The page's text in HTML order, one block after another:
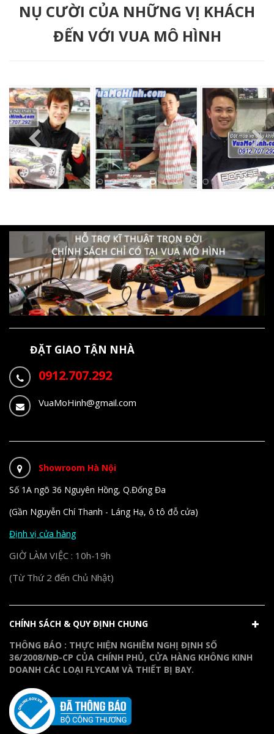
NỤ CƯỜI CỦA NHỮNG VỊ KHÁCH
ĐẾN VỚI VUA MÔ HÌNH
ĐẶT GIAO TẬN NHÀ
0912.707.292
VuaMoHinh@gmail.com
Showroom Hà Nội
Số 1A ngõ 36 Nguyên Hồng, Q.Đống Đa
(Gần Nguyễn Chí Thanh - Láng Hạ, ô tô đỗ cửa)
Định vị cửa hàng
GIỜ LÀM VIỆC : 10h-19h
(Từ Thứ 2 đến Chủ Nhật)
CHÍNH SÁCH & QUY ĐỊNH CHUNG
THÔNG BÁO : THỰC HIỆN NGHIÊM NGHỊ ĐỊNH SỐ
36/2008/NĐ-CP CỦA CHÍNH PHỦ, CỬA HÀNG KHÔNG KINH
DOANH CÁC LOẠI FLYCAM VÀ THIẾT BỊ BAY.